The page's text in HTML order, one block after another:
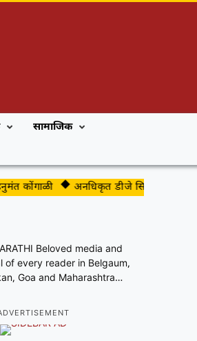
सामाजिक
अनधिकृत डीजे सिस्टीमवर कारवाईकडे
Beloved media and
every reader in Belgaum,
Goa and Maharashtra…